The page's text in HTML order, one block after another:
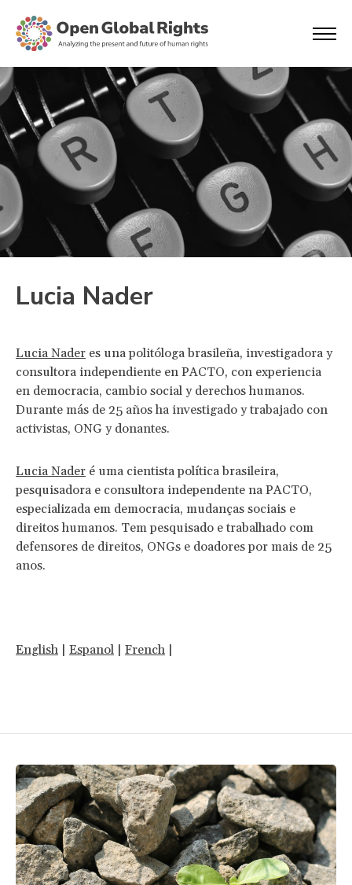
Lucia Nader
Lucia Nader es una politóloga brasileña, investigadora y
consultora independiente en PACTO, con experiencia
en democracia, cambio social y derechos humanos.
Durante más de 25 años ha investigado y trabajado con
activistas, ONG y donantes.
Lucia Nader é uma cientista política brasileira,
pesquisadora e consultora independente na PACTO,
especializada em democracia, mudanças sociais e
direitos humanos. Tem pesquisado e trabalhado com
defensores de direitos, ONGs e doadores por mais de 25
anos.
English | Espanol | French |